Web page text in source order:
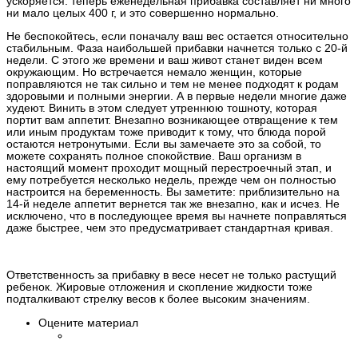
ни мало целых 400 г, и это совершенно нормально.
Не беспокойтесь, если поначалу ваш вес остается относительно
стабильным. Фаза наибольшей прибавки начнется только с 20-й
недели. С этого же времени и ваш живот станет виден всем
окружающим. Но встречается немало женщин, которые
поправляются не так сильно и тем не менее подходят к родам
здоровыми и полными энергии. А в первые недели многие даже
худеют. Винить в этом следует утреннюю тошноту, которая
портит вам аппетит. Внезапно возникающее отвращение к тем
или иным продуктам тоже приводит к тому, что блюда порой
остаются нетронутыми. Если вы замечаете это за собой, то
можете сохранять полное спокойствие. Ваш организм в
настоящий момент проходит мощный перестроечный этап, и
ему потребуется несколько недель, прежде чем он полностью
настроится на беременность. Вы заметите: приблизительно на
14-й неделе аппетит вернется так же внезапно, как и исчез. Не
исключено, что в последующее время вы начнете поправляться
даже быстрее, чем это предусматривает стандартная кривая.
Ответственность за прибавку в весе несет не только растущий
ребенок. Жировые отложения и скопление жидкости тоже
подталкивают стрелку весов к более высоким значениям.
Оцените материал